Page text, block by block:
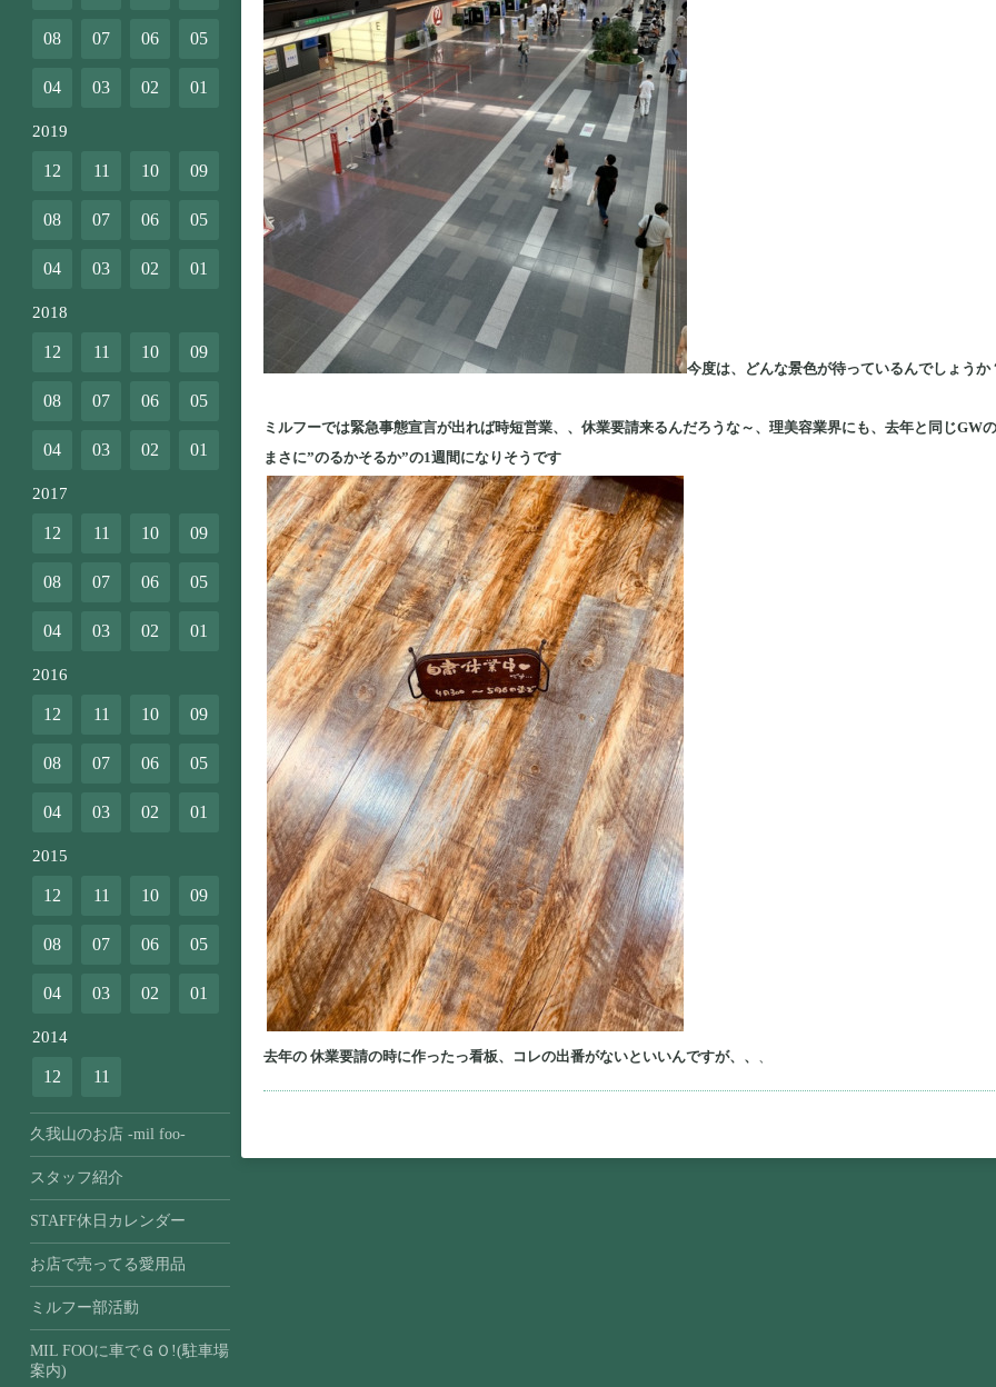
今度は、どんな景色が待っているんでしょうか
ミルフーでは緊急事態宣言が出れば時短営業、、休業要請来るんだろうな～、理美容業界にも、去年と同じGW
まさに”のるかそるか”の1週間になりそうです
去年の 休業要請の時に作ったっ看板、コレの出番がないといいんですが、、
08 07 06 05
04 03 02 01
2019
12 11 10 09
08 07 06 05
04 03 02 01
2018
12 11 10 09
08 07 06 05
04 03 02 01
2017
12 11 10 09
08 07 06 05
04 03 02 01
2016
12 11 10 09
08 07 06 05
04 03 02 01
2015
12 11 10 09
08 07 06 05
04 03 02 01
2014
12 11
久我山のお店 -mil foo-
スタッフ紹介
STAFF休日カレンダー
お店で売ってる愛用品
ミルフー部活動
MIL FOOに車でＧＯ!(駐車場
案内)